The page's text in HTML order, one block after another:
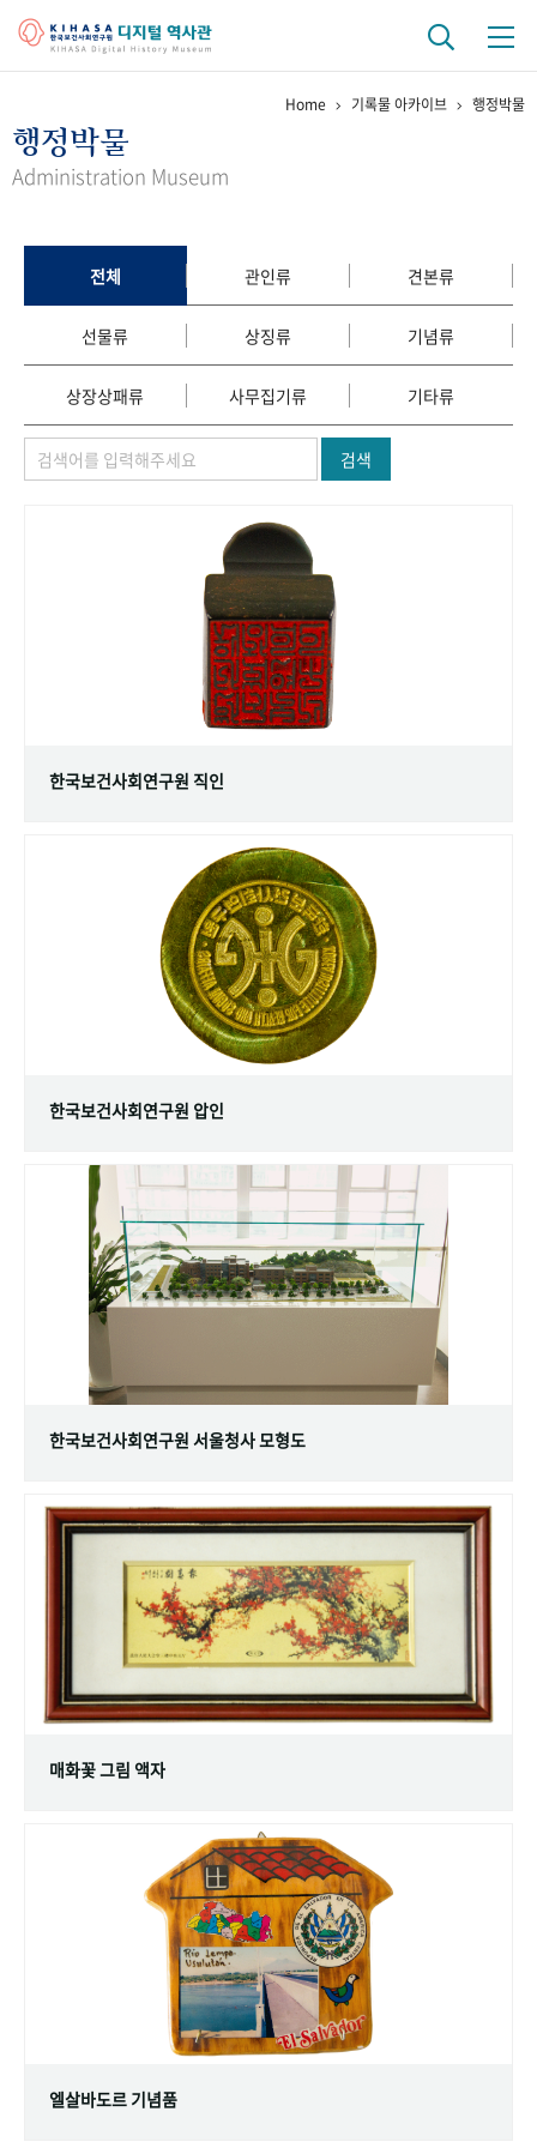
걸어온 길 기관 변천사
정책과 연구 키워드로 보는 연구 역사
연구자들
간행물 변천사
기록물 아카이브
사진 아카이브 문서 기록물 행정박물 영상 기록물
숫자로 보는 50년 50+1
Home 기록물 아카이브 행정박물
행정박물
Administration Museum
전체 관인류 견본류
선물류 상징류 기념류
상장상패류 사무집기류 기타류
검색
한국보건사회연구원 직인
한국보건사회연구원 압인
한국보건사회연구원 서울청사 모형도
매화꽃 그림 액자
엘살바도르 기념품